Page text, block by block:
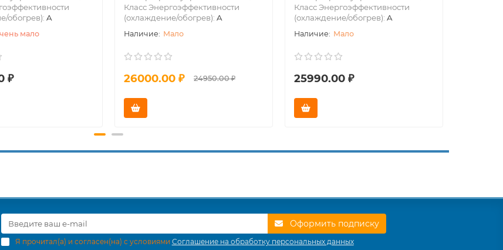
обогрев): A
мало
₽
Класс Энергоэффективности
(охлаждение/обогрев): A
Мало
26000.00 ₽ 24950.00 ₽
Класс Энергоэффективности
(охлаждение/обогрев): A
Мало
25990.00 ₽
Оформить подписку
Я прочитал(а) и согласен(на) с условиями Соглашение на обработку персональных данных